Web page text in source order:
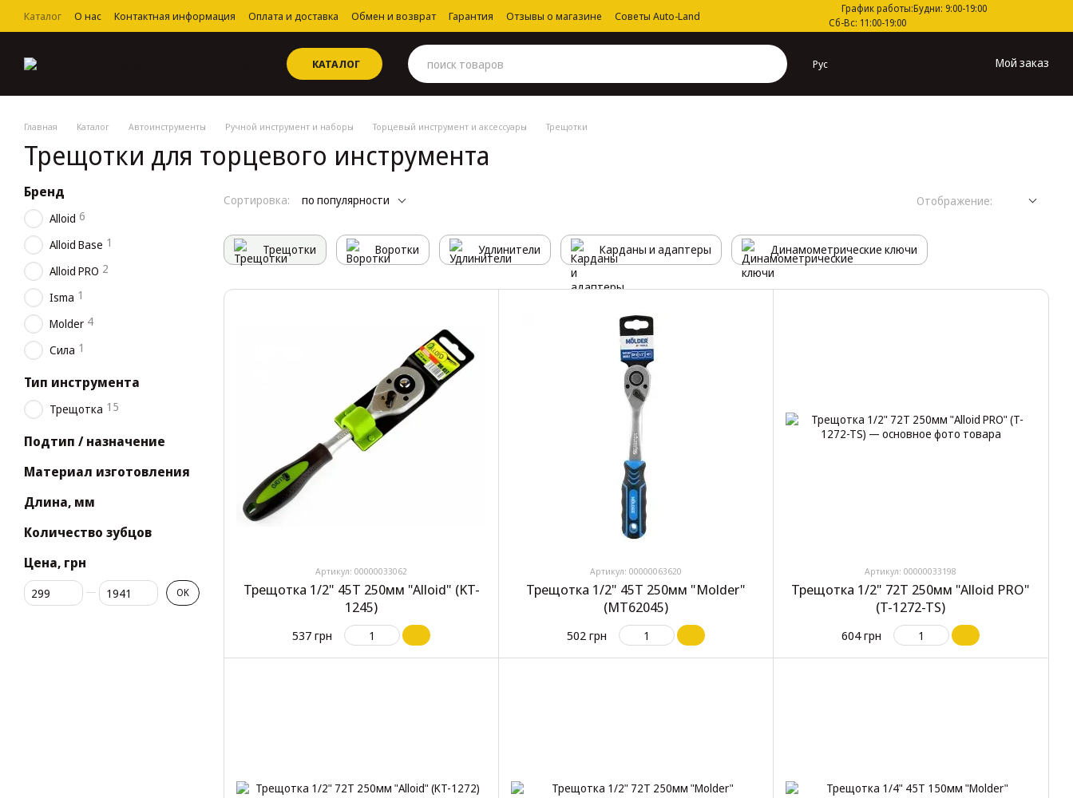
Перейти к основному контенту
Каталог О нас Контактная информация Оплата и доставка Обмен и возврат Гарантия Отзывы о магазине
Советы Auto-Land
Пользовательское соглашение
График работы:Будни: 9:00-19:00
Сб-Вс: 11:00-19:00
КАТАЛОГ Рус Мой заказ
Главная Каталог Автоинструменты Ручной инструмент и наборы Торцевый инструмент и аксессуары Трещотки
Трещотки для торцевого инструмента
Сортировка: по популярности Отображение:
Трещотки Воротки Удлинители Карданы и адаптеры Динамометрические ключи
Артикул: 00000033062
Трещотка 1/2" 45T 250мм "Alloid" (KT-
1245)
537 грн
Артикул: 00000063620
Трещотка 1/2" 45T 250мм "Molder"
(MT62045)
502 грн
Артикул: 00000033198
Трещотка 1/2" 72T 250мм "Alloid PRO"
(T-1272-TS)
604 грн
Бренд
Alloid 6
Alloid Base 1
Alloid PRO 2
Isma 1
Molder 4
Сила 1
Тип инструмента
Трещотка 15
Подтип / назначение
Материал изготовления
Длина, мм
Количество зубцов
Цена, грн
От Цена, грн
До Цена, грн OK